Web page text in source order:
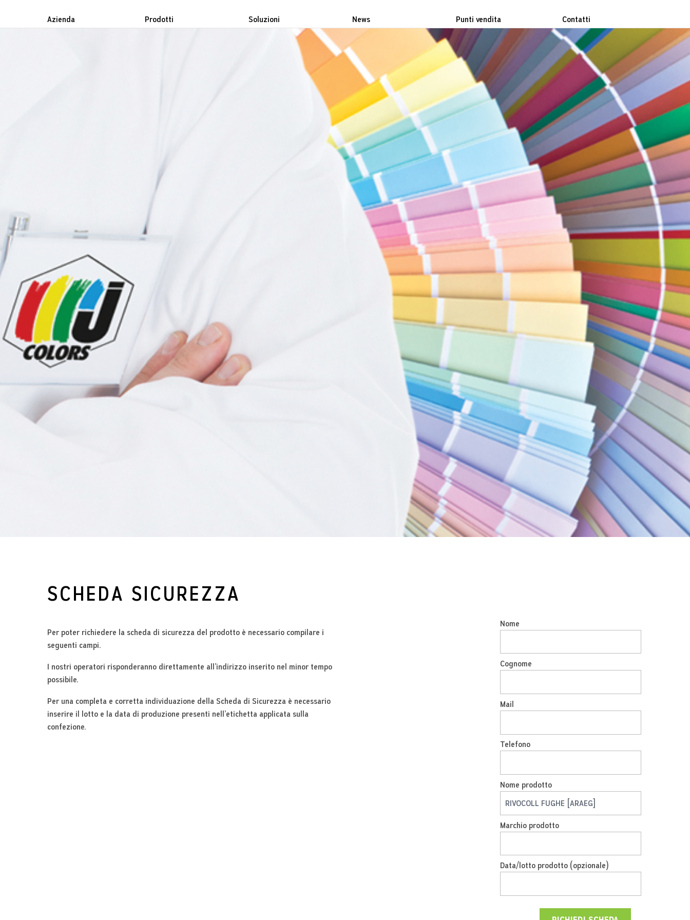
Azienda Prodotti Soluzioni News Punti vendita Contatti
SCHEDA SICUREZZA
Per poter richiedere la scheda di sicurezza del prodotto è necessario compilare i
seguenti campi.
I nostri operatori risponderanno direttamente all’indirizzo inserito nel minor tempo
possibile.
Per una completa e corretta individuazione della Scheda di Sicurezza è necessario
inserire il lotto e la data di produzione presenti nell’etichetta applicata sulla
confezione.
Nome
Cognome
Mail
Telefono
Nome prodotto
Marchio prodotto
Data/lotto prodotto (opzionale)